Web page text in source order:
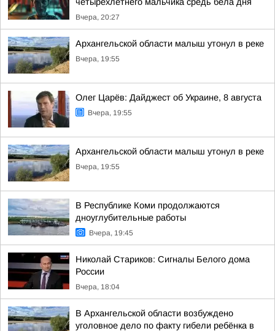
Вчера, 20:27
Архангельской области малыш утонул в реке
Вчера, 19:55
Олег Царёв: Дайджест об Украине, 8 августа
Вчера, 19:55
Архангельской области малыш утонул в реке
Вчера, 19:55
В Республике Коми продолжаются
дноуглубительные работы
Вчера, 19:45
Николай Стариков: Сигналы Белого дома
России
Вчера, 18:04
В Архангельской области возбуждено
уголовное дело по факту гибели ребёнка в